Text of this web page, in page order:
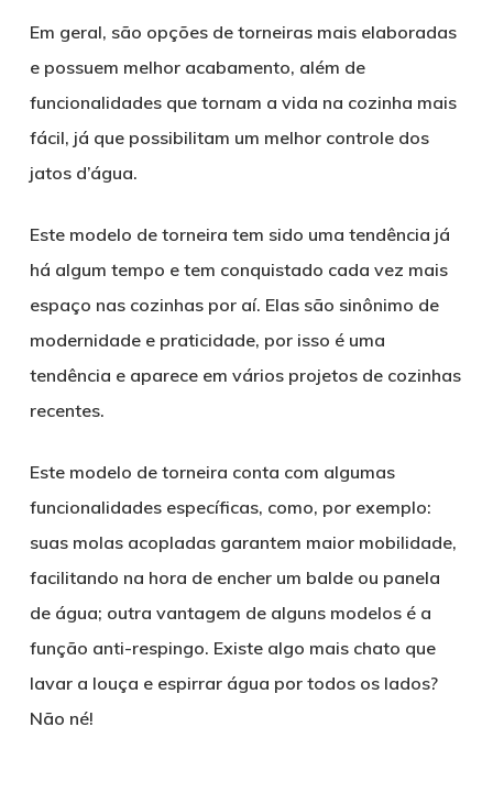
Em geral, são opções de torneiras mais elaboradas
e possuem melhor acabamento, além de
funcionalidades que tornam a vida na cozinha mais
fácil, já que possibilitam um melhor controle dos
jatos d’água.
Este modelo de torneira tem sido uma tendência já
há algum tempo e tem conquistado cada vez mais
espaço nas cozinhas por aí. Elas são sinônimo de
modernidade e praticidade, por isso é uma
tendência e aparece em vários projetos de cozinhas
recentes.
Este modelo de torneira conta com algumas
funcionalidades específicas, como, por exemplo:
suas molas acopladas garantem maior mobilidade,
facilitando na hora de encher um balde ou panela
de água; outra vantagem de alguns modelos é a
função anti-respingo. Existe algo mais chato que
lavar a louça e espirrar água por todos os lados?
Não né!